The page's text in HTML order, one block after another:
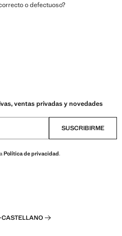
o defectuoso?
ventas privadas y novedades
SUSCRIBIRME
Política de privacidad.
CASTELLANO